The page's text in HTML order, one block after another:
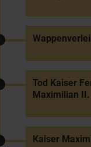
Tod Kaiser
Maximilian II.
Kaiser